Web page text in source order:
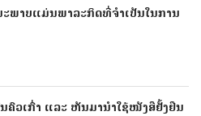
ພາບແມ່ນພາລະກິດທີ່ຈຳເປັນໃນການ
ຄົວເກົ່າ ແລະ ຫັນມານຳໃຊ້ໜັງສືຢັ້ງຢືນ